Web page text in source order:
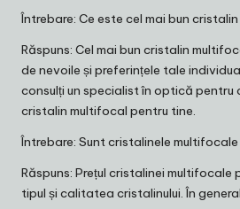
Întrebare: Ce este cel mai bun
Răspuns: Cel mai bun cristalin
de nevoile și preferințele tale
consulți un specialist în optică pentru
cristalin multifocal pentru tine.
Întrebare: Sunt cristalinele multifocale
Răspuns: Prețul cristalinei
tipul și calitatea cristalinului. În